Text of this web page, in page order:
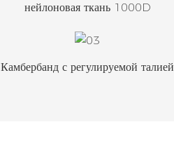
нейлоновая ткань 1000D
Камбербанд с регулируемой талией